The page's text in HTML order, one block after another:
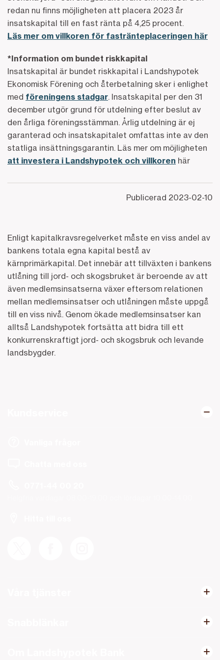
redan nu finns möjligheten att placera 2023 år
insatskapital till en fast ränta på 4,25 procent.
Läs mer om villkoren för fastränteplaceringen här
*Information om bundet riskkapital
Insatskapital är bundet riskkapital i Landshypotek
Ekonomisk Förening och återbetalning sker i enlighet
med föreningens stadgar. Insatskapital per den 31
december utgör grund för utdelning efter beslut av
den årliga föreningsstämman. Årlig utdelning är ej
garanterad och insatskapitalet omfattas inte av den
statliga insättningsgarantin. Läs mer om möjligheten
att investera i Landshypotek och villkoren här
Publicerad 2023-02-10
Enligt kapitalkravsregelverket måste en viss andel av
bankens totala egna kapital bestå av
kärnprimärkapital. Det innebär att tillväxten i bankens
utlåning till jord- och skogsbruket är beroende av att
även medlemsinsatserna växer eftersom relationen
mellan medlemsinsatser och utlåningen måste uppgå
till en viss nivå. Genom ökade medlemsinsatser kan
alltså Landshypotek fortsätta att bidra till ett
konkurrenskraftigt jord- och skogsbruk och levande
landsbygder.